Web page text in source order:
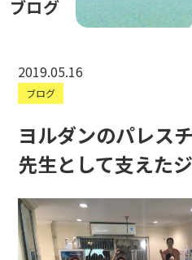
ブログ
2019.05.16
ブログ
ヨルダンのパレス
先生として支えた